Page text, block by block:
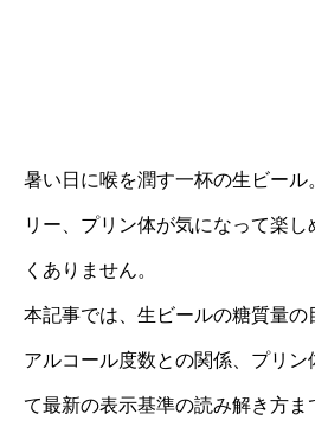
暑い日に喉を潤す一杯の生ビール
リー、プリン体が気になって楽
くありません。
本記事では、生ビールの糖質量
アルコール度数との関係、プリン
て最新の表示基準の読み解き方